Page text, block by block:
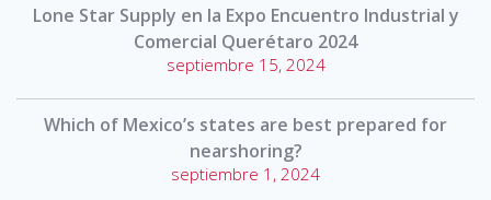
Lone Star Supply en la Expo Encuentro Industrial y
Comercial Querétaro 2024
septiembre 15, 2024
Which of Mexico’s states are best prepared for
nearshoring?
septiembre 1, 2024